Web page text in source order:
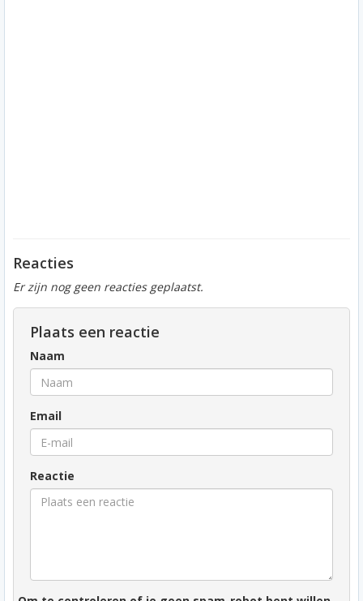
Reacties
Er zijn nog geen reacties geplaatst.
Plaats een reactie
Naam
Email
Reactie